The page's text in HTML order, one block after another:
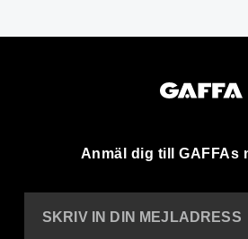
Anmäl dig till GAFFAs
SKRIV IN DIN MEJLADRESS